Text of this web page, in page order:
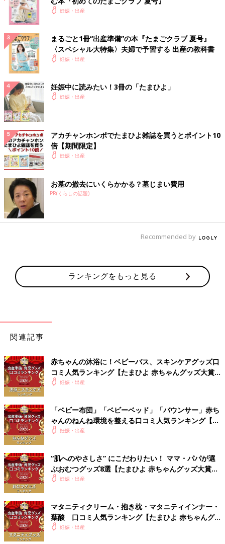
妊娠・出産
まるごと1冊“出産準備”の本『たまごクラブ 夏号』
〈スペシャル大特集〉夫婦で予習する 出産の教科書
妊娠・出産
妊娠中に読みたい！3冊の「たまひよ」
妊娠・出産
アカチャンホンポでたまひよ雑誌を買うとポイント10
倍【期間限定】
妊娠・出産
お墓の撤去にいくらかかる？墓じまい費用
PR(くらしの話題)
Recommended by
ランキングをもっと見る
関連記事
赤ちゃんの沐浴に！ベビーバス、スキンケアグッズ口
コミ人気ランキング【たまひよ 赤ちゃんグッズ大賞
2026】
妊娠・出産
「ベビー布団」「ベビーベッド」「バウンサー」赤ち
ゃんのねんね環境を整える口コミ人気ランキング【た
まひよ 赤ちゃんグッズ大賞2026】
妊娠・出産
“肌へのやさしさ” にこだわりたい！ ママ・パパが選
ぶおむつグッズ8選【たまひよ 赤ちゃんグッズ大賞
2026】
妊娠・出産
マタニティクリーム・抱き枕・マタニティインナー・
葉酸 口コミ人気ランキング【たまひよ 赤ちゃんグ
ッズ大賞2026】
妊娠・出産